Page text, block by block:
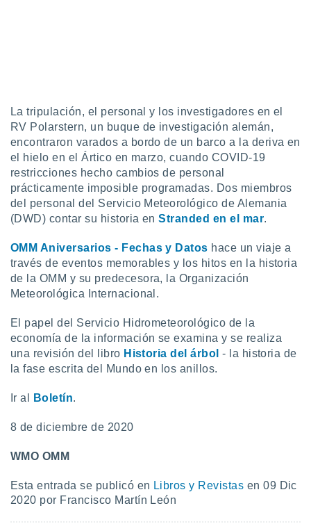
La tripulación, el personal y los investigadores en el
RV Polarstern, un buque de investigación alemán,
encontraron varados a bordo de un barco a la deriva en
el hielo en el Ártico en marzo, cuando COVID-19
restricciones hecho cambios de personal
prácticamente imposible programadas. Dos miembros
del personal del Servicio Meteorológico de Alemania
(DWD) contar su historia enStranded en el mar.
OMM Aniversarios - Fechas y Datos hace un viaje a
través de eventos memorables y los hitos en la historia
de la OMM y su predecesora, la Organización
Meteorológica Internacional.
El papel del Servicio Hidrometeorológico de la
economía de la información se examina y se realiza
una revisión del libro Historia del árbol- la historia de
la fase escrita del Mundo en los anillos.
Ir al Boletín.
8 de diciembre de 2020
WMO OMM
Esta entrada se publicó en Libros y Revistas en 09 Dic
2020 por Francisco Martín León